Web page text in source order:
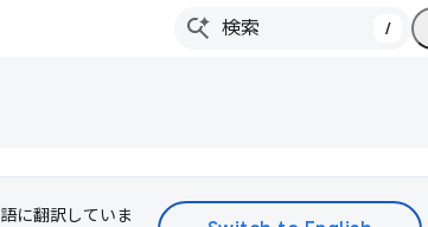
/
に翻訳していま